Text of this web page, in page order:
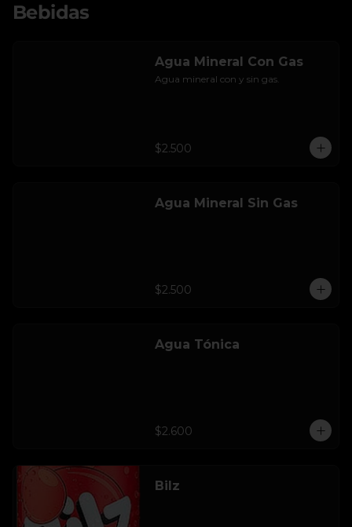
Bebidas
Agua Mineral Con Gas
Agua mineral con y sin gas.
$2.500
Agua Mineral Sin Gas
$2.500
Agua Tónica
$2.600
Bilz